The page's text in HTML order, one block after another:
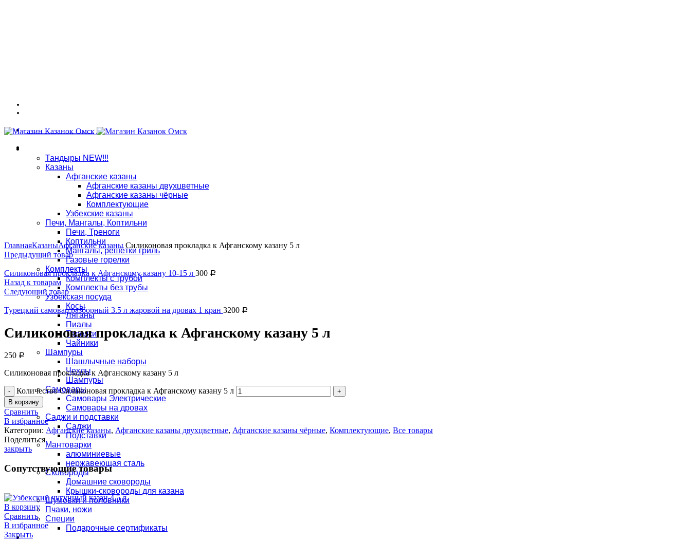
Связаться в WhatsApp
Тандыры NEW!!!
Казаны
Афганские казаны
Афганские казаны двухцветные
Афганские казаны чёрные
Комплектующие
Узбекские казаны
Печи, Мангалы, Коптильни
Печи, Треноги
Коптильни
Мангалы, решётки гриль
Газовые горелки
Комплекты
Комплекты с трубой
Комплекты без трубы
Узбекская посуда
Косы
Ляганы
Пиалы
Тарелки
Чайники
Шампуры
Шашлычные наборы
Чехлы
Шампуры
Самовары
Самовары Электрические
Самовары на дровах
Саджи и подставки
Саджи
Подставки
Мантоварки
алюминиевые
нержавеющая сталь
Сковороды
Домашние сковороды
Крышки-сковороды для казана
Шумовки и половники
Пчаки, ножи
Специи
Подарочные сертификаты
Оплата и доставка
ГлавнаяКазаныАфганские казаныСиликоновая прокладка к Афганскому казану 5 л
Предыдущий товар
Силиконовая прокладка к Афганскому казану 10-15 л 300 Р
Назад к товарам
Следующий товар
Турецкий самовар разборный 3.5 л жаровой на дровах 1 кран 3200 Р
Силиконовая прокладка к Афганскому казану 5 л
250 Р
Силиконовая прокладка к Афганскому казану 5 л
Количество Силиконовая прокладка к Афганскому казану 5 л
В корзину
Сравнить
В избранное
Категории: Афганские казаны, Афганские казаны двухцветные, Афганские казаны чёрные, Комплектующие, Все товары
Поделиться
закрыть
Сопутствующие товары
В корзину
Сравнить
В избранное
Закрыть